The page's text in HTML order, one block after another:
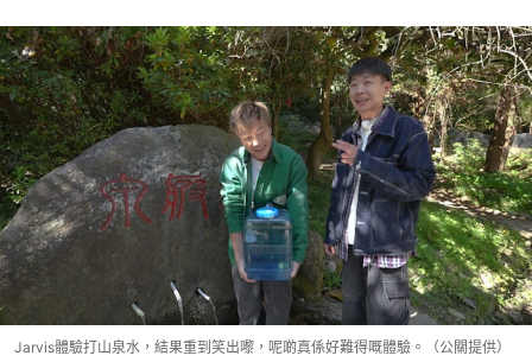
Jarvis體驗打山泉水，結果重到笑出嚟，呢啲真係好難得嘅體驗。（公關提供）